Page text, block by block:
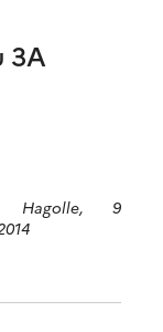
3A
Hagolle, 9